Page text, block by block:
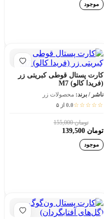
موجود
کارت پستال قوطی کبریتی زر
(فریدا کالو) M7
ناشر / برند: محصولات زر
☆☆☆☆☆0.0 از ۵
تومان 155,000
تومان 139,500
موجود